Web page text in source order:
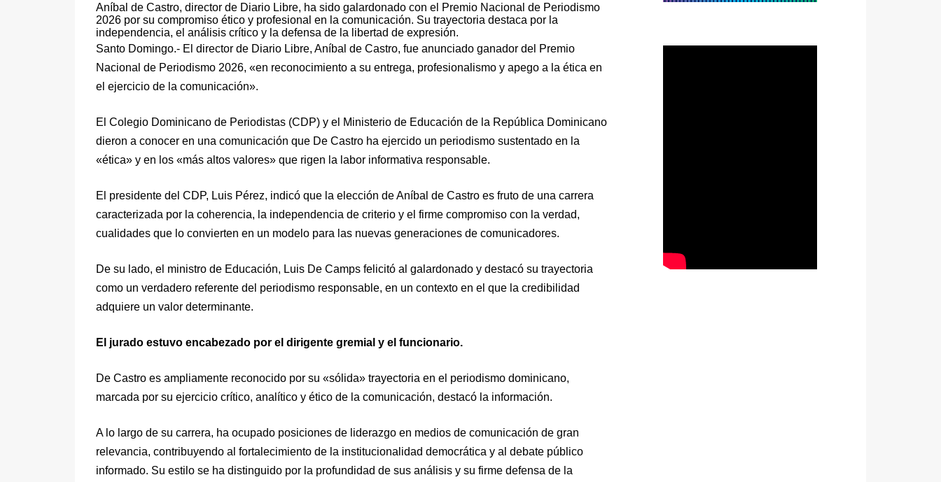
Aníbal de Castro, director de Diario Libre, ha sido galardonado con el Premio Nacional de Periodismo
2026 por su compromiso ético y profesional en la comunicación. Su trayectoria destaca por la
independencia, el análisis crítico y la defensa de la libertad de expresión.
Santo Domingo.- El director de Diario Libre, Aníbal de Castro, fue anunciado ganador del Premio
Nacional de Periodismo 2026, «en reconocimiento a su entrega, profesionalismo y apego a la ética en
el ejercicio de la comunicación».
El Colegio Dominicano de Periodistas (CDP) y el Ministerio de Educación de la República Dominicano
dieron a conocer en una comunicación que De Castro ha ejercido un periodismo sustentado en la
«ética» y en los «más altos valores» que rigen la labor informativa responsable.
El presidente del CDP, Luis Pérez, indicó que la elección de Aníbal de Castro es fruto de una carrera
caracterizada por la coherencia, la independencia de criterio y el firme compromiso con la verdad,
cualidades que lo convierten en un modelo para las nuevas generaciones de comunicadores.
De su lado, el ministro de Educación, Luis De Camps felicitó al galardonado y destacó su trayectoria
como un verdadero referente del periodismo responsable, en un contexto en el que la credibilidad
adquiere un valor determinante.
El jurado estuvo encabezado por el dirigente gremial y el funcionario.
De Castro es ampliamente reconocido por su «sólida» trayectoria en el periodismo dominicano,
marcada por su ejercicio crítico, analítico y ético de la comunicación, destacó la información.
A lo largo de su carrera, ha ocupado posiciones de liderazgo en medios de comunicación de gran
relevancia, contribuyendo al fortalecimiento de la institucionalidad democrática y al debate público
informado. Su estilo se ha distinguido por la profundidad de sus análisis y su firme defensa de la